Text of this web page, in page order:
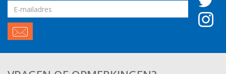
Email
adres